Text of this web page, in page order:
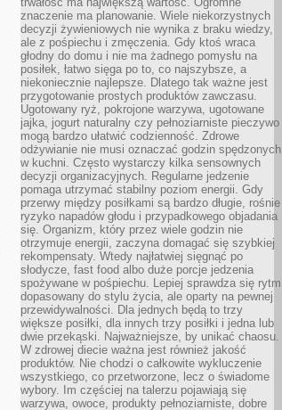
znaczenie ma planowanie. Wiele niekorzystnych
decyzji żywieniowych nie wynika z braku wiedzy,
ale z pośpiechu i zmęczenia. Gdy ktoś wraca
głodny do domu i nie ma żadnego pomysłu na
posiłek, łatwo sięga po to, co najszybsze, a
niekoniecznie najlepsze. Dlatego tak ważne jest
przygotowanie prostych produktów zawczasu.
Ugotowany ryż, pokrojone warzywa, ugotowane
jajka, jogurt naturalny czy pełnoziarniste pieczywo
mogą bardzo ułatwić codzienność. Zdrowe
odżywianie nie musi oznaczać godzin spędzonych
w kuchni. Często wystarczy kilka sensownych
decyzji organizacyjnych. Regularne jedzenie
pomaga utrzymać stabilny poziom energii. Gdy
przerwy między posiłkami są bardzo długie, rośnie
ryzyko napadów głodu i przypadkowego objadania
się. Organizm, który przez wiele godzin nie
otrzymuje energii, zaczyna domagać się szybkiej
rekompensaty. Wtedy najłatwiej sięgnąć po
słodycze, fast food albo duże porcje jedzenia
spożywane w pośpiechu. Lepiej sprawdza się rytm
dopasowany do stylu życia, ale oparty na pewnej
przewidywalności. Dla jednych będą to trzy
większe posiłki, dla innych trzy posiłki i jedna lub
dwie przekąski. Najważniejsze, by unikać chaosu.
W zdrowej diecie ważna jest również jakość
produktów. Nie chodzi o całkowite wykluczenie
wszystkiego, co przetworzone, lecz o świadome
wybory. Im częściej na talerzu pojawiają się
warzywa, owoce, produkty pełnoziarniste, dobre